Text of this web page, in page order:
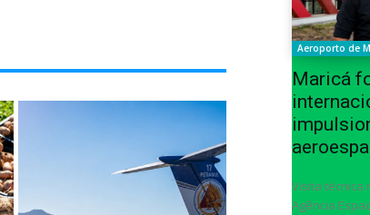
Aeroporto de
Maricá
Visita
Agência